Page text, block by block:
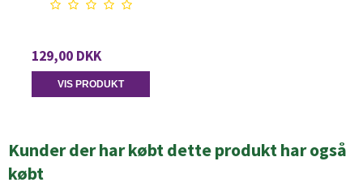
129,00 DKK
VIS PRODUKT
Kunder der har købt dette produkt har også
købt